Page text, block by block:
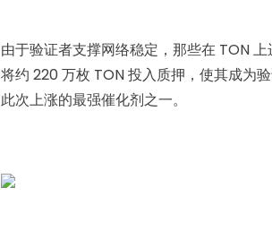
由于验证者支撑网络稳定，那些在 TON
将约 220 万枚 TON 投入质押，使其成为
此次上涨的最强催化剂之一。